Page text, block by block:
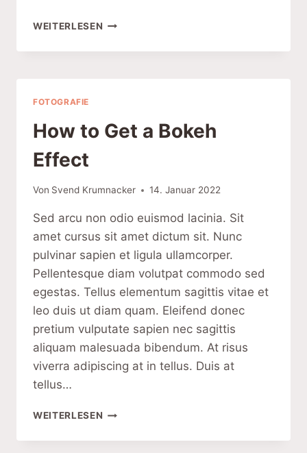
WEITERLESEN
TO
FOTOGRAFIE
How to Get a Bokeh
Effect
Von Svend Krumnacker 14. Januar 2022
Sed arcu non odio euismod lacinia. Sit
amet cursus sit amet dictum sit. Nunc
pulvinar sapien et ligula ullamcorper.
Pellentesque diam volutpat commodo sed
egestas. Tellus elementum sagittis vitae et
leo duis ut diam quam. Eleifend donec
pretium vulputate sapien nec sagittis
aliquam malesuada bibendum. At risus
viverra adipiscing at in tellus. Duis at
tellus…
WEITERLESEN HOW
GET